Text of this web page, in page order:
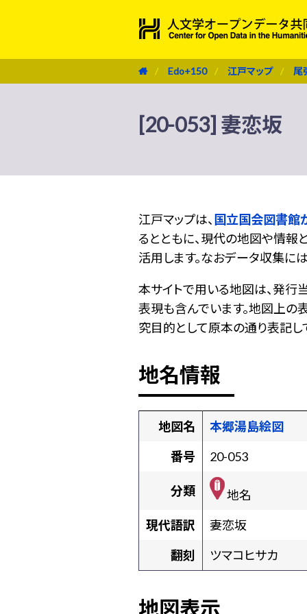
Edo+150 江戸マップ 尾
[20-053] 妻恋坂
江戸マップは、 国立国会図書館
るとともに、現代の地図や情報
活用します。なおデータ収集に
本サイトで用いる地図は、発行
表現も含んでいます。地図上の
究目的として原本の通り表記し
地名情報
地図名
本郷湯島絵図
番号
20-053
分類
地名
現代語訳
妻恋坂
翻刻
ツマコヒサカ
地図表示